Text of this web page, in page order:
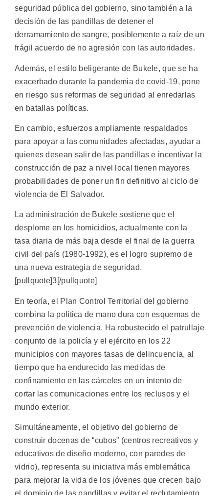
seguridad pública del gobierno, sino también a la
decisión de las pandillas de detener el
derramamiento de sangre, posiblemente a raíz de un
frágil acuerdo de no agresión con las autoridades.
Además, el estilo beligerante de Bukele, que se ha
exacerbado durante la pandemia de covid-19, pone
en riesgo sus reformas de seguridad al enredarlas
en batallas políticas.
En cambio, esfuerzos ampliamente respaldados
para apoyar a las comunidades afectadas, ayudar a
quienes desean salir de las pandillas e incentivar la
construcción de paz a nivel local tienen mayores
probabilidades de poner un fin definitivo al ciclo de
violencia de El Salvador.
La administración de Bukele sostiene que el
desplome en los homicidios, actualmente con la
tasa diaria de más baja desde el final de la guerra
civil del país (1980-1992), es el logro supremo de
una nueva estrategia de seguridad.
[pullquote]3[/pullquote]
En teoría, el Plan Control Territorial del gobierno
combina la política de mano dura con esquemas de
prevención de violencia. Ha robustecido el patrullaje
conjunto de la policía y el ejército en los 22
municipios con mayores tasas de delincuencia, al
tiempo que ha endurecido las medidas de
confinamiento en las cárceles en un intento de
cortar las comunicaciones entre los reclusos y el
mundo exterior.
Simultáneamente, el objetivo del gobierno de
construir docenas de “cubos” (centros recreativos y
educativos de diseño moderno, con paredes de
vidrio), representa su iniciativa más emblemática
para mejorar la vida de los jóvenes que crecen bajo